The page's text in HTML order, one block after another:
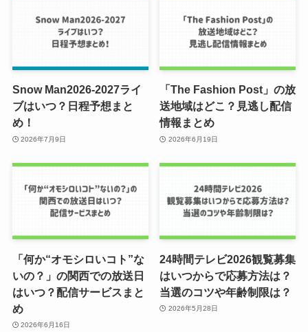
Snow Man2026-2027ライ
ブはいつ？日程予想まと
め！
2026年7月9日
「The Fashion Post」の放
送地域はどこ？見逃し配信
情報まとめ
2026年6月19日
「何か“オモシロいコト”な
いの？」の関西での放送日
はいつ？配信サービスまと
め
2026年6月16日
24時間テレビ2026観覧募集
はいつからで応募方法は？
当選のコツや年齢制限は？
2026年5月28日